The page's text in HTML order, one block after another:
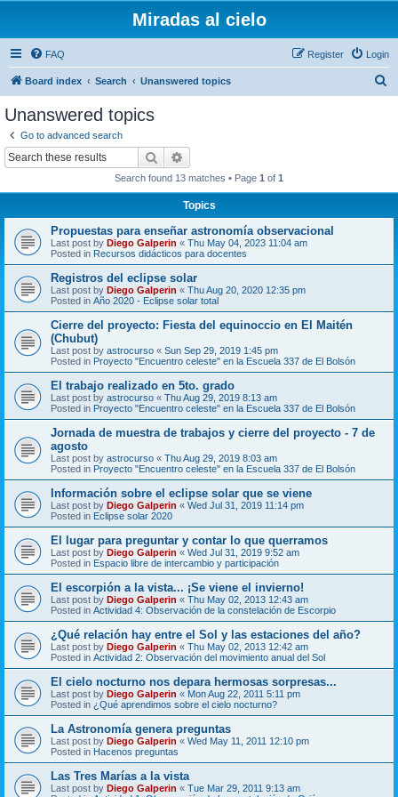
Miradas al cielo
FAQ Login
Register
Board index Search Unanswered topics
Unanswered topics
Go to advanced search
Search
Search found 13 matches • Page 1 of 1
Topics
Propuestas para enseñar astronomía observacional
Last post by Diego Galperin « Thu May 04, 2023 11:04 am
Posted in Recursos didácticos para docentes
Registros del eclipse solar
Last post by Diego Galperin « Thu Aug 20, 2020 12:35 pm
Posted in Año 2020 - Eclipse solar total
Cierre del proyecto: Fiesta del equinoccio en El Maitén
(Chubut)
Last post by astrocurso « Sun Sep 29, 2019 1:45 pm
Posted in Proyecto "Encuentro celeste" en la Escuela 337 de El Bolsón
El trabajo realizado en 5to. grado
Last post by astrocurso « Thu Aug 29, 2019 8:13 am
Posted in Proyecto "Encuentro celeste" en la Escuela 337 de El Bolsón
Jornada de muestra de trabajos y cierre del proyecto - 7 de
agosto
Last post by astrocurso « Thu Aug 29, 2019 8:03 am
Posted in Proyecto "Encuentro celeste" en la Escuela 337 de El Bolsón
Información sobre el eclipse solar que se viene
Last post by Diego Galperin « Wed Jul 31, 2019 11:14 pm
Posted in Eclipse solar 2020
El lugar para preguntar y contar lo que querramos
Last post by Diego Galperin « Wed Jul 31, 2019 9:52 am
Posted in Espacio libre de intercambio y participación
El escorpión a la vista... ¡Se viene el invierno!
Last post by Diego Galperin « Thu May 02, 2013 12:43 am
Posted in Actividad 4: Observación de la constelación de Escorpio
¿Qué relación hay entre el Sol y las estaciones del año?
Last post by Diego Galperin « Thu May 02, 2013 12:42 am
Posted in Actividad 2: Observación del movimiento anual del Sol
El cielo nocturno nos depara hermosas sorpresas...
Last post by Diego Galperin « Mon Aug 22, 2011 5:11 pm
Posted in ¿Qué aprendimos sobre el cielo nocturno?
La Astronomía genera preguntas
Last post by Diego Galperin « Wed May 11, 2011 12:10 pm
Posted in Hacenos preguntas
Las Tres Marías a la vista
Last post by Diego Galperin « Tue Mar 29, 2011 9:13 am